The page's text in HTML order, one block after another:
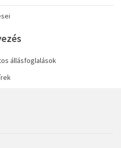
állásfoglalások